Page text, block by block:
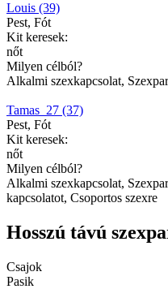
Louis (39)
Pest, Fót
Kit keresek:
nőt
Milyen célból?
Alkalmi szexkapcsolat,
Tamas_27 (37)
Pest, Fót
Kit keresek:
nőt
Milyen célból?
Alkalmi szexkapcsolat,
kapcsolatot, Csoportos szexre
Hosszú távú
Csajok
Pasik